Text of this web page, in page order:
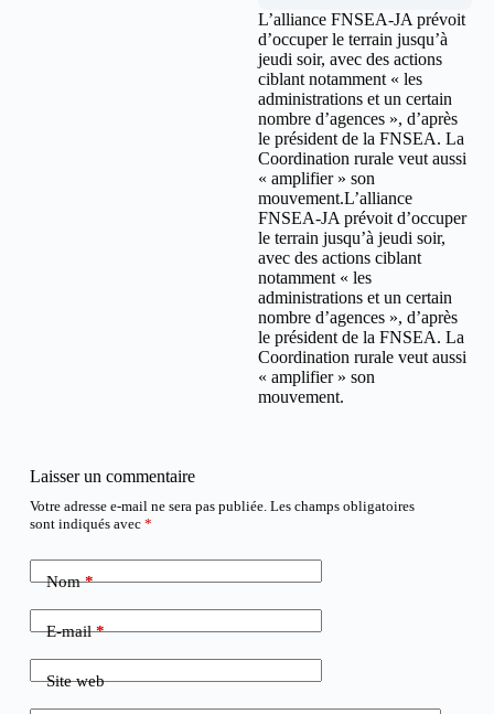
L’alliance FNSEA-JA prévoit
d’occuper le terrain jusqu’à
jeudi soir, avec des actions
ciblant notamment « les
administrations et un certain
nombre d’agences », d’après
le président de la FNSEA. La
Coordination rurale veut aussi
« amplifier » son
mouvement.L’alliance
FNSEA-JA prévoit d’occuper
le terrain jusqu’à jeudi soir,
avec des actions ciblant
notamment « les
administrations et un certain
nombre d’agences », d’après
le président de la FNSEA. La
Coordination rurale veut aussi
« amplifier » son
mouvement.
Laisser un commentaire
Votre adresse e-mail ne sera pas publiée. Les champs obligatoires
sont indiqués avec *
Nom*
E-mail*
Site web